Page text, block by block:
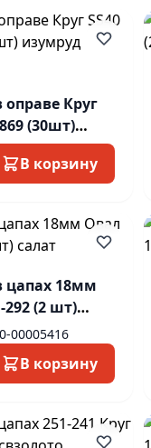
оправе Круг
(30шт)
остаток
В корзину
цапах 18мм
292 (2 шт)
00005416
В корзину